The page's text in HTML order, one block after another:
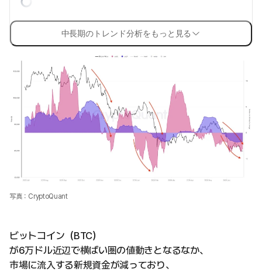
中長期のトレンド分析をもっと見る
写真：CryptoQuant
ビットコイン（BTC）
が6万ドル近辺で横ばい圏の値動きとなるなか、
市場に流入する新規資金が減っており、